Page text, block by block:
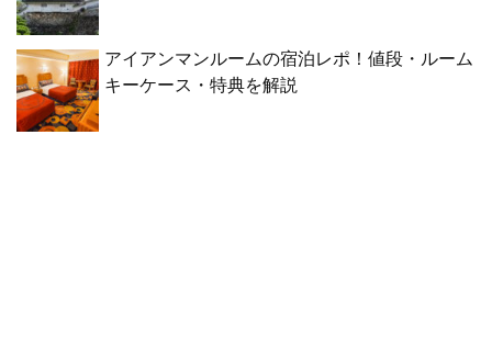
アイアンマンルームの宿泊レポ！値段・ルーム
キーケース・特典を解説